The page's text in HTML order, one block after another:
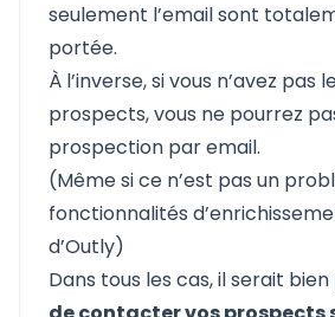
seulement l’email sont
portée.
À l’inverse, si vous n’avez pas
prospects, vous ne pourrez
prospection par email.
(Même si ce n’est pas un
fonctionnalités
d’Outly)
Dans tous les cas, il serait bien